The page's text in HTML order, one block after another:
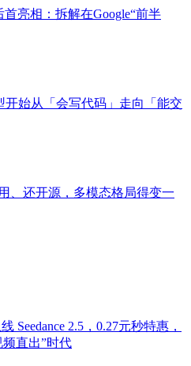
首亮相：拆解在Google“前半
开始从「会写代码」走向「能交
、还开源，多模态格局得变一
Seedance 2.5，0.27元秒特惠，
频直出”时代